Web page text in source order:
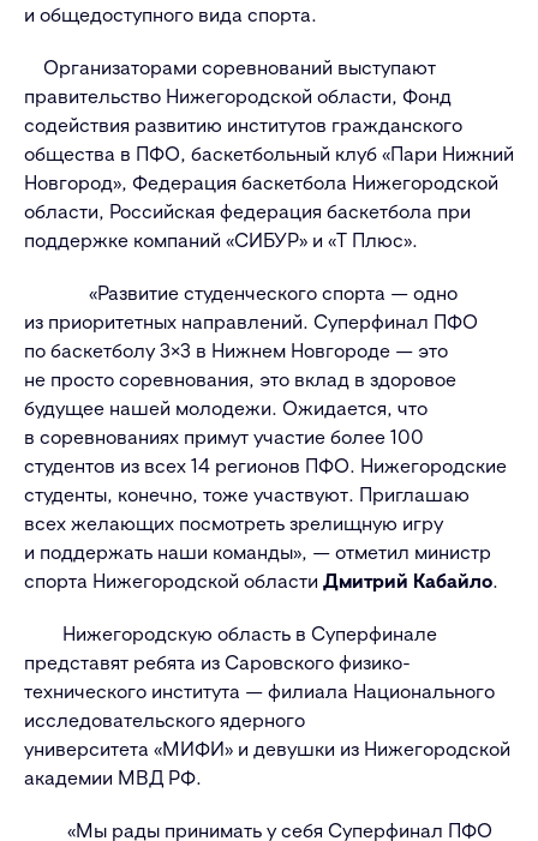
и общедоступного вида спорта.
Организаторами соревнований выступают
правительство Нижегородской области, Фонд
содействия развитию институтов гражданского
общества в ПФО, баскетбольный клуб «Пари Нижний
Новгород», Федерация баскетбола Нижегородской
области, Российская федерация баскетбола при
поддержке компаний «СИБУР» и «Т Плюс».
«Развитие студенческого спорта — одно
из приоритетных направлений. Суперфинал ПФО
по баскетболу 3×3 в Нижнем Новгороде — это
не просто соревнования, это вклад в здоровое
будущее нашей молодежи. Ожидается, что
в соревнованиях примут участие более 100
студентов из всех 14 регионов ПФО. Нижегородские
студенты, конечно, тоже участвуют. Приглашаю
всех желающих посмотреть зрелищную игру
и поддержать наши команды», — отметил министр
спорта Нижегородской области Дмитрий Кабайло.
Нижегородскую область в Суперфинале
представят ребята из Саровского физико-
технического института — филиала Национального
исследовательского ядерного
университета «МИФИ» и девушки из Нижегородской
академии МВД РФ.
«Мы рады принимать у себя Суперфинал ПФО